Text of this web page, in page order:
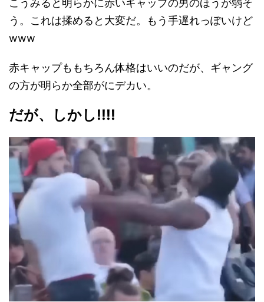
こうみると明らかに赤いキャップの男のほうが弱そ
う。これは揉めると大変だ。もう手遅れっぽいけど
www
赤キャップももちろん体格はいいのだが、ギャング
の方が明らか全部がにデカい。
だが、しかし!!!!